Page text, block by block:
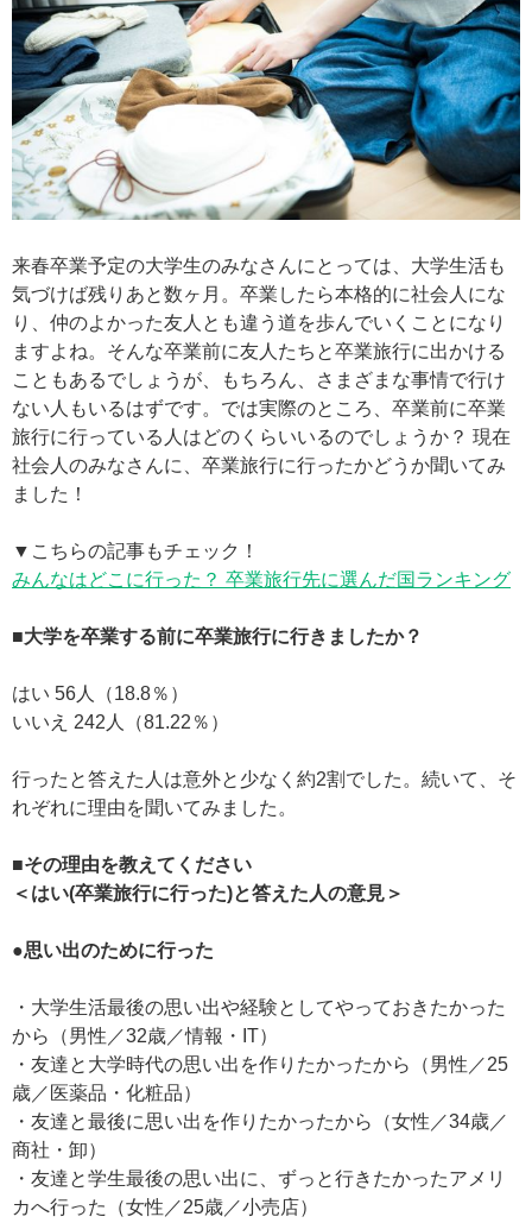
来春卒業予定の大学生のみなさんにとっては、大学生活も
気づけば残りあと数ヶ月。卒業したら本格的に社会人にな
り、仲のよかった友人とも違う道を歩んでいくことになり
ますよね。そんな卒業前に友人たちと卒業旅行に出かける
こともあるでしょうが、もちろん、さまざまな事情で行け
ない人もいるはずです。では実際のところ、卒業前に卒業
旅行に行っている人はどのくらいいるのでしょうか？ 現在
社会人のみなさんに、卒業旅行に行ったかどうか聞いてみ
ました！
▼こちらの記事もチェック！
みんなはどこに行った？ 卒業旅行先に選んだ国ランキング
■大学を卒業する前に卒業旅行に行きましたか？
はい 56人（18.8％）
いいえ 242人（81.22％）
行ったと答えた人は意外と少なく約2割でした。続いて、そ
れぞれに理由を聞いてみました。
■その理由を教えてください
＜はい(卒業旅行に行った)と答えた人の意見＞
●思い出のために行った
・大学生活最後の思い出や経験としてやっておきたかった
から（男性／32歳／情報・IT）
・友達と大学時代の思い出を作りたかったから（男性／25
歳／医薬品・化粧品）
・友達と最後に思い出を作りたかったから（女性／34歳／
商社・卸）
・友達と学生最後の思い出に、ずっと行きたかったアメリ
カへ行った（女性／25歳／小売店）